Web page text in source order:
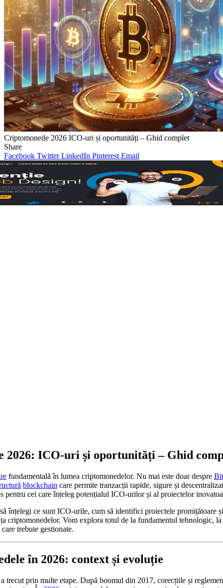
Criptomonede 2026 ICO‑uri și oportunități – Ghid complet
Share
Facebook Twitter LinkedIn Pinterest Email
2026: ICO‑uri și oportunități – Ghid
fundamentală în lumea criptomonedelor. Nu mai este doar despre
blockchain care permite tranzacții rapide, sigure și
pentru cei care înțeleg potențialul ICO‑urilor și al proiectelor
înțelegi ce sunt ICO‑urile, cum să identifici proiectele promițătoare
criptomonedelor. Vom explora totul de la fundamentul tehnologic, la
trebuie gestionate.
în 2026: context și evoluție
trecut prin multe etape. După boomul din 2017, corecțiile și